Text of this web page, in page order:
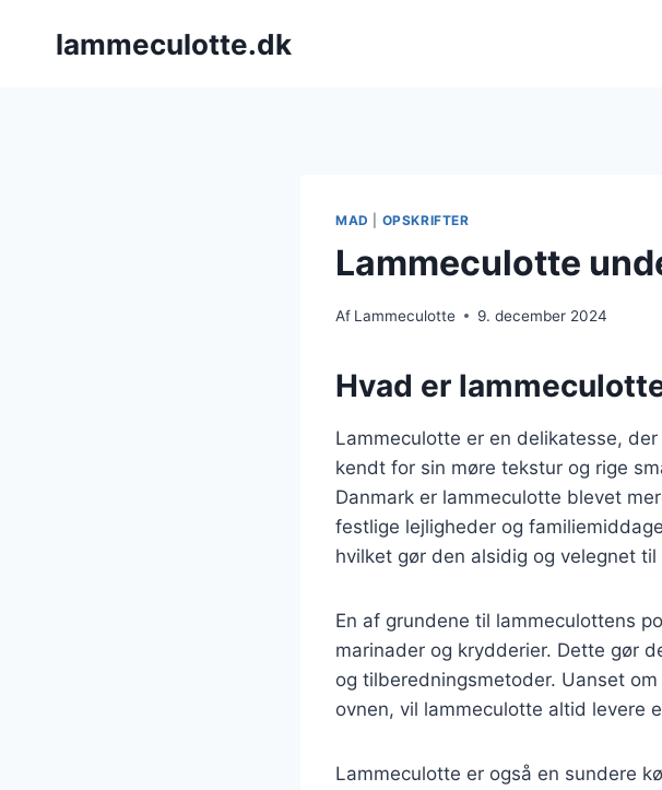
lammeculotte.dk
MAD OPSKRIFTER
Lammeculotte
Af Lammeculotte 9. december 2024
Hvad er
Lammeculotte er en delikatesse,
kendt for sin møre tekstur og rige
Danmark er lammeculotte blevet
festlige lejligheder og
hvilket gør den alsidig og velegnet
En af grundene til lammeculottens
marinader og krydderier. Dette gør
og tilberedningsmetoder. Uanset
ovnen, vil lammeculotte altid levere
Lammeculotte er også en sundere